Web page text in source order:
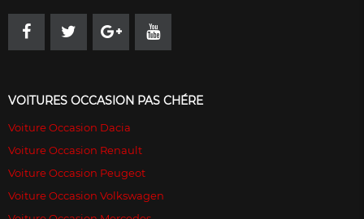
VOITURES OCCASION PAS CHÉRE
Voiture Occasion Dacia
Voiture Occasion Renault
Voiture Occasion Peugeot
Voiture Occasion Volkswagen